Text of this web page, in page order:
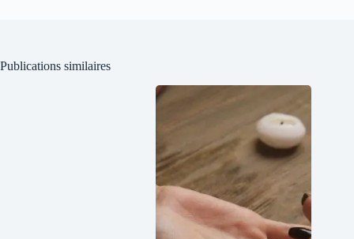
Publications similaires